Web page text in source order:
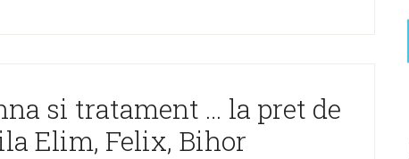
si tratament … la pret de
Elim, Felix, Bihor